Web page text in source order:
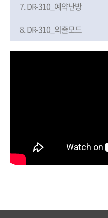
7.DR-310_예약난방
8.DR-310_외출모드
난
온수온
전원